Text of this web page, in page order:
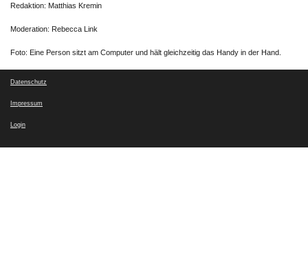
Redaktion: Matthias Kremin
Moderation: Rebecca Link
Foto: Eine Person sitzt am Computer und hält gleichzeitig das Handy in der Hand.
Datenschutz
Impressum
Login